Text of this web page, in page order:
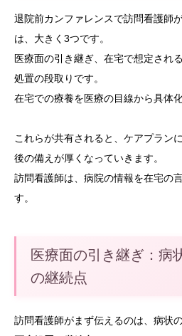
退院前カンファレンスで訪問看護師
は、大きく3つです。
医療面の引き継ぎ、在宅で想定され
処置の段取りです。
在宅での療養を医療の目線から具体
これらが共有されると、ケアプラン
後の備えが厚くなっていきます。
訪問看護師は、病院の情報を在宅の
す。
医療面の引き継ぎ：病
の継続点
訪問看護師がまず伝えるのは、病状